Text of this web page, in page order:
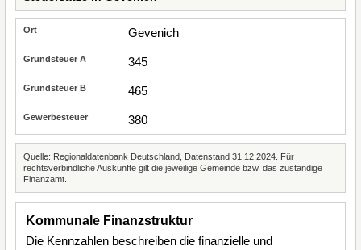
Gevenich
345
465
380
Quelle: Regionaldatenbank Deutschland, Datenstand 31.12.2024. Für
rechtsverbindliche Auskünfte gilt die jeweilige Gemeinde bzw. das zuständige
Finanzamt.
Kommunale Finanzstruktur
Die Kennzahlen beschreiben die finanzielle und